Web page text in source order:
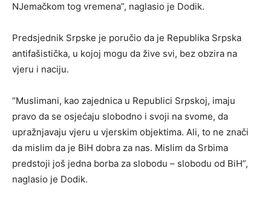
NJemačkom tog vremena”, naglasio je Dodik.
Predsjednik Srpske je poručio da je Republika Srpska
antifašistička, u kojoj mogu da žive svi, bez obzira na
vjeru i naciju.
“Muslimani, kao zajednica u Republici Srpskoj, imaju
pravo da se osjećaju slobodno i svoji na svome, da
upražnjavaju vjeru u vjerskim objektima. Ali, to ne znači
da mislim da je BiH dobra za nas. Mislim da Srbima
predstoji još jedna borba za slobodu – slobodu od BiH”,
naglasio je Dodik.